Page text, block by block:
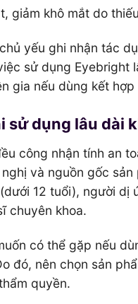
giảm khô mắt do
yếu ghi nhận tác
sử dụng
gia nếu dùng kết
sử dụng lâu dài
công nhận tính an
và nguồn gốc
12 tuổi), người
chuyên khoa.
có thể gặp nếu
đó, nên chọn sản
quyền.